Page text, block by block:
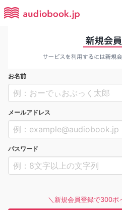
お名前
メールアドレス
パスワード
＼新規会員登録で300ポ